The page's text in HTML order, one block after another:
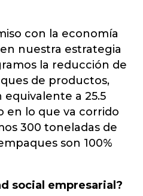
con la economía
nuestra estrategia
la reducción de
de productos,
a 25.5
en lo que va corrido
300 toneladas de
son 100%
social empresarial?